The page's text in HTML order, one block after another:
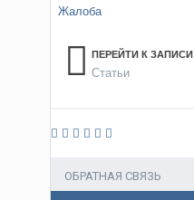
Жалоба
ПЕРЕЙТИ К ЗАПИСИ
Статьи
ОБРАТНАЯ СВЯЗЬ